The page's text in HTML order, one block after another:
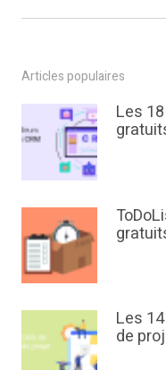
Articles populaires
Les
Les
de